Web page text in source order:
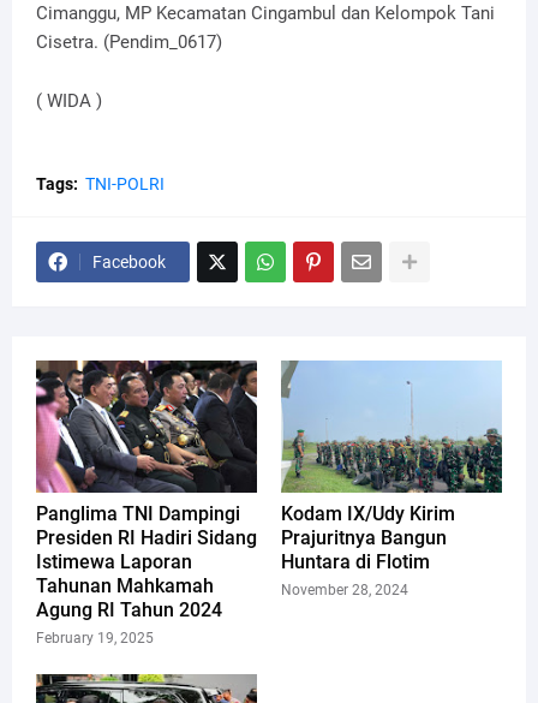
Cimanggu, MP Kecamatan Cingambul dan Kelompok Tani
Cisetra. (Pendim_0617)
( WIDA )
Tags: TNI-POLRI
Facebook
Panglima TNI Dampingi
Presiden RI Hadiri Sidang
Istimewa Laporan
Tahunan Mahkamah
Agung RI Tahun 2024
February 19, 2025
Kodam IX/Udy Kirim
Prajuritnya Bangun
Huntara di Flotim
November 28, 2024